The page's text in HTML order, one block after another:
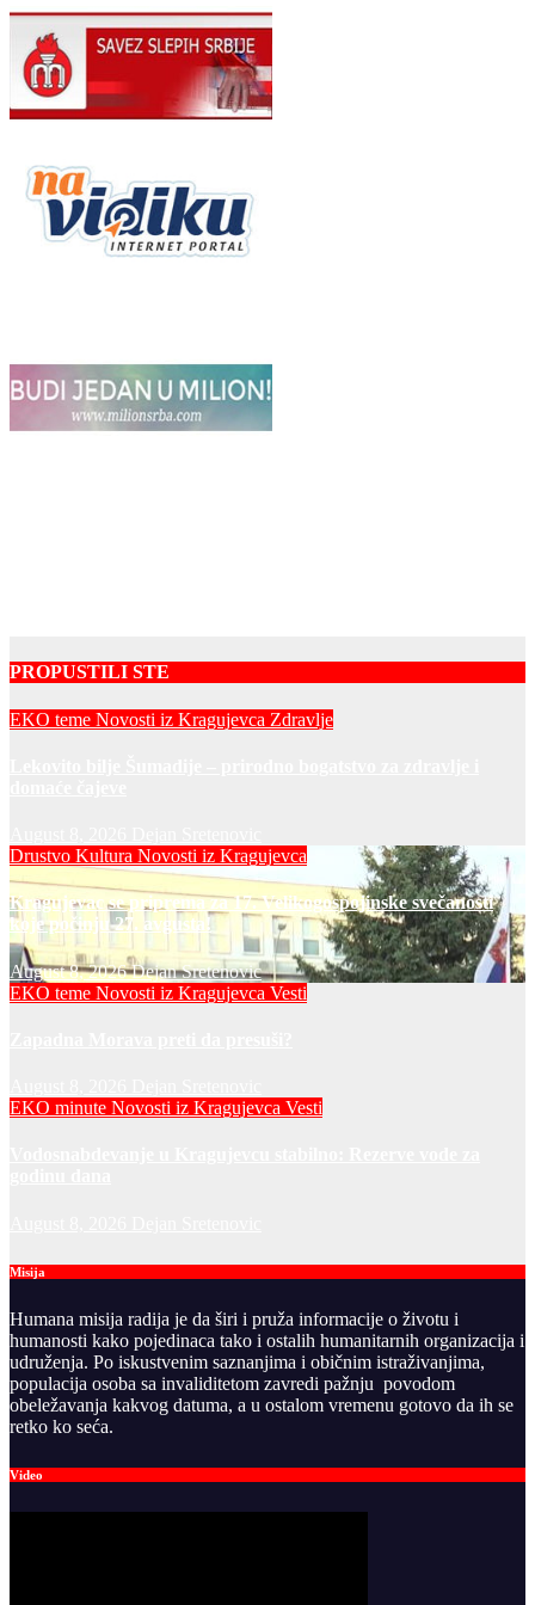
PROPUSTILI STE
EKO teme Novosti iz Kragujevca Zdravlje
Drustvo Kultura Novosti iz Kragujevca
Kragujevac se priprema za 17. Velikogospojinske svečanosti
koje počinju 27. avgusta!
August 8, 2026Dejan Sretenovic
EKO teme Novosti iz Kragujevca Vesti
EKO minute Novosti iz Kragujevca Vesti
Misija
Humana misija radija je da širi i pruža informacije o životu i
humanosti kako pojedinaca tako i ostalih humanitarnih organizacija i
udruženja. Po iskustvenim saznanjima i običnim istraživanjima,
populacija osoba sa invaliditetom zavredi pažnju povodom
obeležavanja kakvog datuma, a u ostalom vremenu gotovo da ih se
retko ko seća.
Video